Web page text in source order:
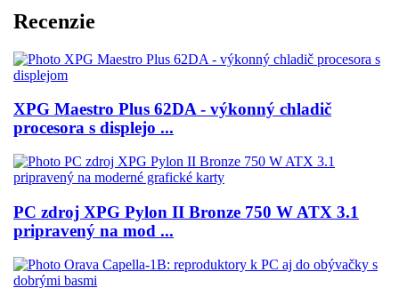
Recenzie
XPG Maestro Plus 62DA - výkonný chladič
procesora s displejo ...
PC zdroj XPG Pylon II Bronze 750 W ATX 3.1
pripravený na mod ...